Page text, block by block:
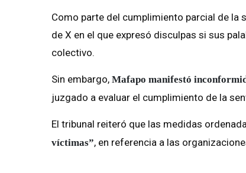
Como parte del cumplimiento parcial de la
de X en el que expresó disculpas si sus
colectivo.
Sin embargo, Mafapo manifestó
juzgado a evaluar el cumplimiento de la
El tribunal reiteró que las medidas
víctimas”, en referencia a las